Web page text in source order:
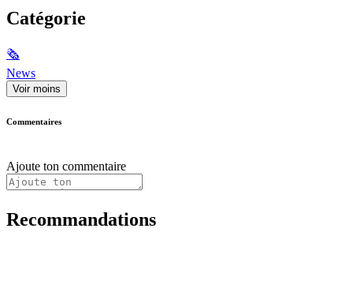
Catégorie
🗞
News
Voir moins
Commentaires
Ajoute ton commentaire
Recommandations